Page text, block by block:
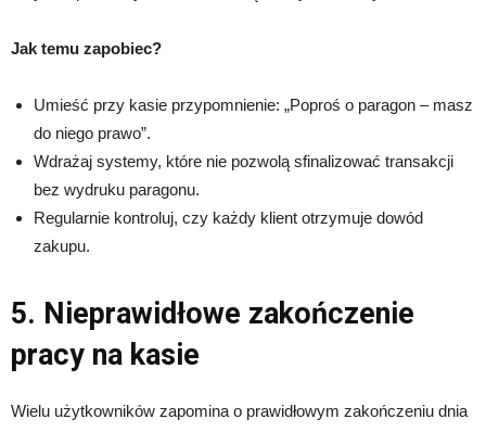
Jak temu zapobiec?
Umieść przy kasie przypomnienie: „Poproś o paragon – masz
do niego prawo”.
Wdrażaj systemy, które nie pozwolą sfinalizować transakcji
bez wydruku paragonu.
Regularnie kontroluj, czy każdy klient otrzymuje dowód
zakupu.
5. Nieprawidłowe zakończenie
pracy na kasie
Wielu użytkowników zapomina o prawidłowym zakończeniu dnia